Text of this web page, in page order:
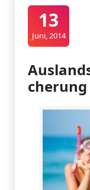
13
Juni, 2014
cherung